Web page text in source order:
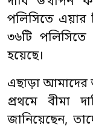
পলিসিতে এয়ার
৩৬টি
হয়েছে।
এছাড়া আমাদের
প্রথমে বীমা
জানিয়েছেন,